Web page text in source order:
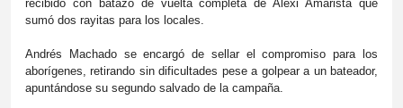
recibido con batazo de vuelta completa de Alexi Amarista que
sumó dos rayitas para los locales.
Andrés Machado se encargó de sellar el compromiso para los
aborígenes, retirando sin dificultades pese a golpear a un bateador,
apuntándose su segundo salvado de la campaña.